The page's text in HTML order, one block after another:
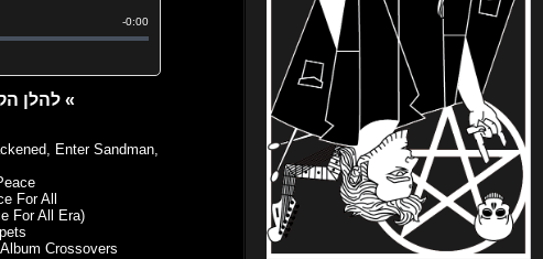
» להלן הקטעים בהם השתמשנו בתוכנית זו - מומלץ להתעניין ולעקוב «
Enter Sandman,
For All
For All Era)
Crossovers